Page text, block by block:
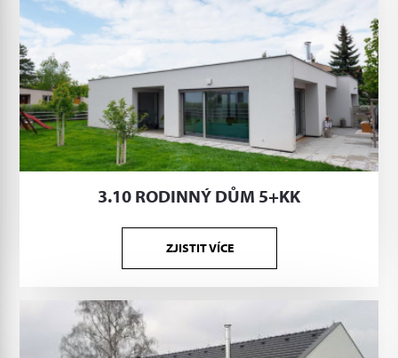
3.10 RODINNÝ DŮM 5+KK
ZJISTIT VÍCE